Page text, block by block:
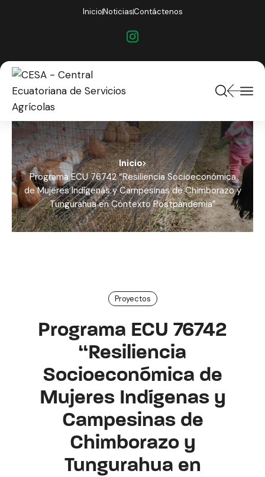
InicioNoticiasContáctenos
Inicio
Programa ECU 76742 “Resiliencia Socioeconómica
de Mujeres Indígenas y Campesinas de Chimborazo y
Tungurahua en Contexto Postpandemia”
Proyectos
Programa ECU 76742
“Resiliencia
Socioeconómica de
Mujeres Indígenas y
Campesinas de
Chimborazo y
Tungurahua en